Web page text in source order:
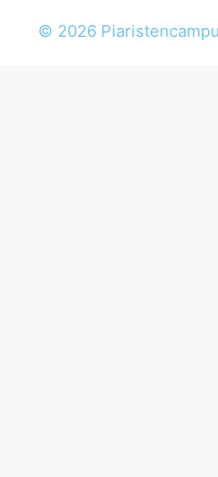
© 2026